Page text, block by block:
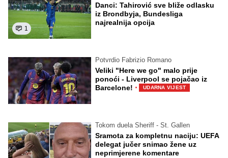
1
Danci: Tahirović sve bliže odlasku
iz Brondbyja, Bundesliga
najrealnija opcija
Potvrdio Fabrizio Romano
Veliki "Here we go" malo prije
ponoći - Liverpool se pojačao iz
Barcelone! · UDARNA VIJEST
Tokom duela Sheriff - St. Gallen
Sramota za kompletnu naciju: UEFA
delegat jučer snimao žene uz
neprimjerene komentare